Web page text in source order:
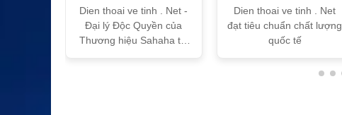
Sahaha
Dien thoai ve tinh . Net -
Đại lý Độc Quyền của
Thương hiệu Sahaha tại
tế
Dien thoai ve tinh . Net
đạt tiêu chuẩn chất lượng
quốc tế